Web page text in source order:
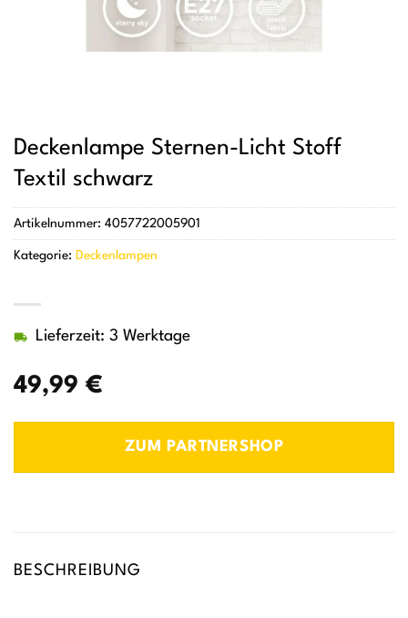
Deckenlampe Sternen-Licht Stoff
Textil schwarz
49,99 €
Lieferzeit: 3 Werktage
ZUM PARTNERSHOP
Artikelnummer: 4057722005901
Kategorie: Deckenlampen
BESCHREIBUNG